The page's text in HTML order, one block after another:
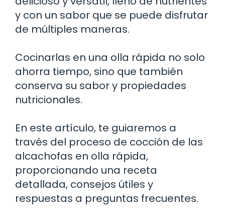
y con un sabor que se puede disfrutar
de múltiples maneras.
Cocinarlas en una olla rápida no solo
ahorra tiempo, sino que también
conserva su sabor y propiedades
nutricionales.
En este artículo, te guiaremos a
través del proceso de cocción de las
alcachofas en olla rápida,
proporcionando una receta
detallada, consejos útiles y
respuestas a preguntas frecuentes.